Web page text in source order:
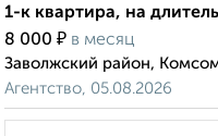
1-к квартира, на
8 000 ₽ в месяц
Заволжский район,
Агентство, 05.08.2026